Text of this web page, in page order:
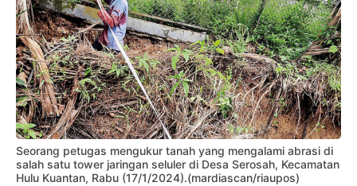
Seorang petugas mengukur tanah yang mengalami abrasi di
salah satu tower jaringan seluler di Desa Serosah, Kecamatan
Hulu Kuantan, Rabu (17/1/2024).(mardiascan/riaupos)